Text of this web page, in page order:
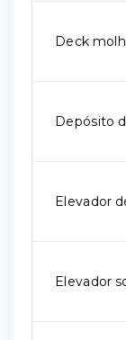
Deck
Depósito
Elevador
Elevador